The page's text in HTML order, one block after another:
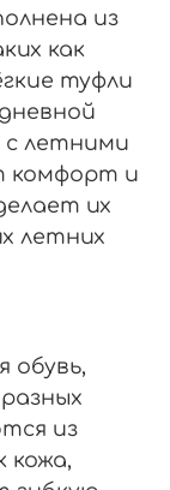
из
как
туфли
с летними
комфорт и
их
летних
обувь,
из
кожа,